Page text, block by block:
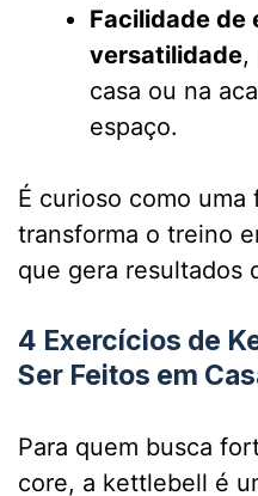
Facilidade de
versatilidade,
casa ou na
espaço.
É curioso como
transforma o treino
que gera resultados
4 Exercícios de
Ser Feitos em
Para quem busca
core, a kettlebell é